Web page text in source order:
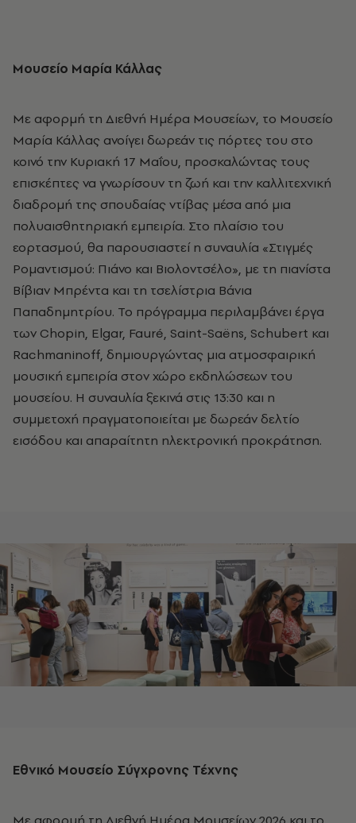
Μουσείο Μαρία Κάλλας
Με αφορμή τη Διεθνή Ημέρα Μουσείων, το Μουσείο
Μαρία Κάλλας ανοίγει δωρεάν τις πόρτες του στο
κοινό την Κυριακή 17 Μαΐου, προσκαλώντας τους
επισκέπτες να γνωρίσουν τη ζωή και την καλλιτεχνική
διαδρομή της σπουδαίας ντίβας μέσα από μια
πολυαισθητηριακή εμπειρία. Στο πλαίσιο του
εορτασμού, θα παρουσιαστεί η συναυλία «Στιγμές
Ρομαντισμού: Πιάνο και Βιολοντσέλο», με τη πιανίστα
Βίβιαν Μπρέντα και τη τσελίστρια Βάνια
Παπαδημητρίου. Το πρόγραμμα περιλαμβάνει έργα
των Chopin, Elgar, Fauré, Saint-Saëns, Schubert και
Rachmaninoff, δημιουργώντας μια ατμοσφαιρική
μουσική εμπειρία στον χώρο εκδηλώσεων του
μουσείου. Η συναυλία ξεκινά στις 13:30 και η
συμμετοχή πραγματοποιείται με δωρεάν δελτίο
εισόδου και απαραίτητη ηλεκτρονική προκράτηση.
Εθνικό Μουσείο Σύγχρονης Τέχνης